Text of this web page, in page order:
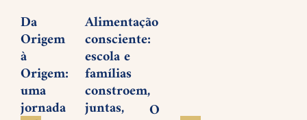
Da
Origem
à
Origem:
uma
jornada
Alimentação
consciente:
escola e
famílias
constroem,
juntas, O